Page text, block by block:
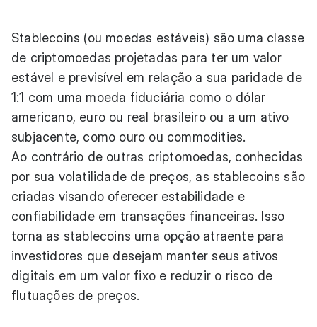
Stablecoins (ou moedas estáveis) são uma classe
de criptomoedas projetadas para ter um valor
estável e previsível em relação a sua paridade de
1:1 com uma moeda fiduciária como o dólar
americano, euro ou real brasileiro ou a um ativo
subjacente, como ouro ou commodities.
Ao contrário de outras criptomoedas, conhecidas
por sua volatilidade de preços, as stablecoins são
criadas visando oferecer estabilidade e
confiabilidade em transações financeiras. Isso
torna as stablecoins uma opção atraente para
investidores que desejam manter seus ativos
digitais em um valor fixo e reduzir o risco de
flutuações de preços.